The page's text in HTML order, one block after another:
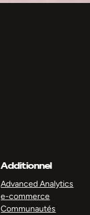
Additionnel
Advanced Analytics
e-commerce
Communautés